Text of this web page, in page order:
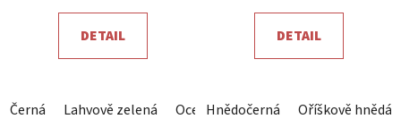
5,0
z
DETAIL
Černá Lahvově zelená Ocelová šedá Královsky modrá
DETAIL
Hnědočerná Oříškově hnědá